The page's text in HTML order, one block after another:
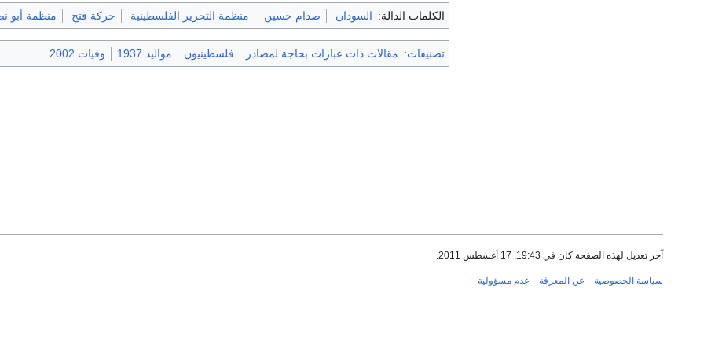
الكلمات الدالة: السودان صدام حسين منظمة التحرير الفلسطينية حركة فتح منظمة أبو
تصنيفات: مقالات ذات عبارات بحاجة لمصادر فلسطينيون مواليد 1937 وفيات 2002
آخر تعديل لهذه الصفحة كان في 19:43, 17 أغسطس 2011.
سياسة الخصوصية عن المعرفة عدم مسؤولية